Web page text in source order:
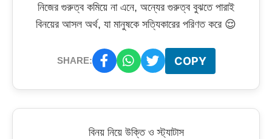
নিজের গুরুত্ব কমিয়ে না এনে, অন্যের গুরুত্ব বুঝতে পারাই
বিনয়ের আসল অর্থ, যা মানুষকে সত্যিকারের পরিণত করে 😌
SHARE: COPY
বিনয় নিয়ে উক্তি ও স্ট্যাটাস